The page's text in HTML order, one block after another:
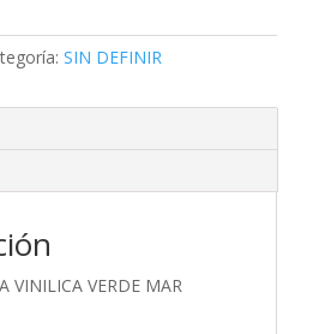
SIN DEFINIR
VINILICA VERDE MAR